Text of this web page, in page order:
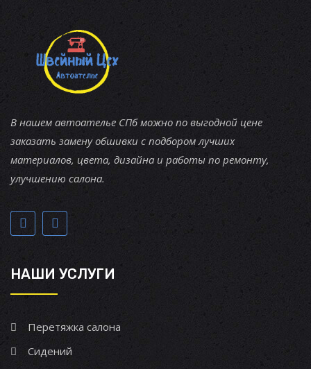
В нашем автоателье СПб можно по выгодной цене
заказать замену обшивки с подбором лучших
материалов, цвета, дизайна и работы по ремонту,
улучшению салона.
НАШИ УСЛУГИ
Перетяжка салона
Сидений